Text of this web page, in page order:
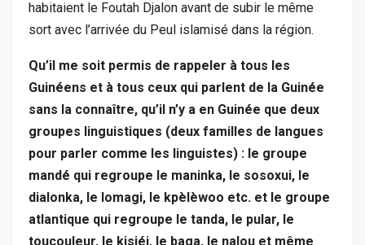
habitaient le Foutah Djalon avant de subir le même
sort avec l’arrivée du Peul islamisé dans la région.
Qu’il me soit permis de rappeler à tous les
Guinéens et à tous ceux qui parlent de la Guinée
sans la connaître, qu’il n’y a en Guinée que deux
groupes linguistiques (deux familles de langues
pour parler comme les linguistes) : le groupe
mandé qui regroupe le maninka, le sosoxui, le
dialonka, le lomagi, le kpèlèwoo etc. et le groupe
atlantique qui regroupe le tanda, le pular, le
toucouleur, le kisiéi, le baga, le nalou et même